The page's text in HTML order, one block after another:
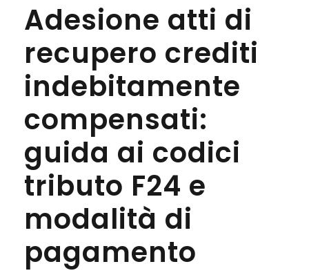
Adesione atti di
recupero crediti
indebitamente
compensati:
guida ai codici
tributo F24 e
modalità di
pagamento